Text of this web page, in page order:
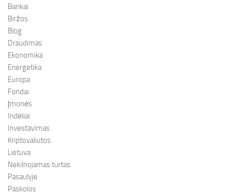
Bankai
Biržos
Blog
Draudimas
Ekonomika
Energetika
Europa
Fondai
Įmonės
Indėliai
Investavimas
Kriptovaliutos
Lietuva
Nekilnojamas turtas
Pasaulyje
Paskolos